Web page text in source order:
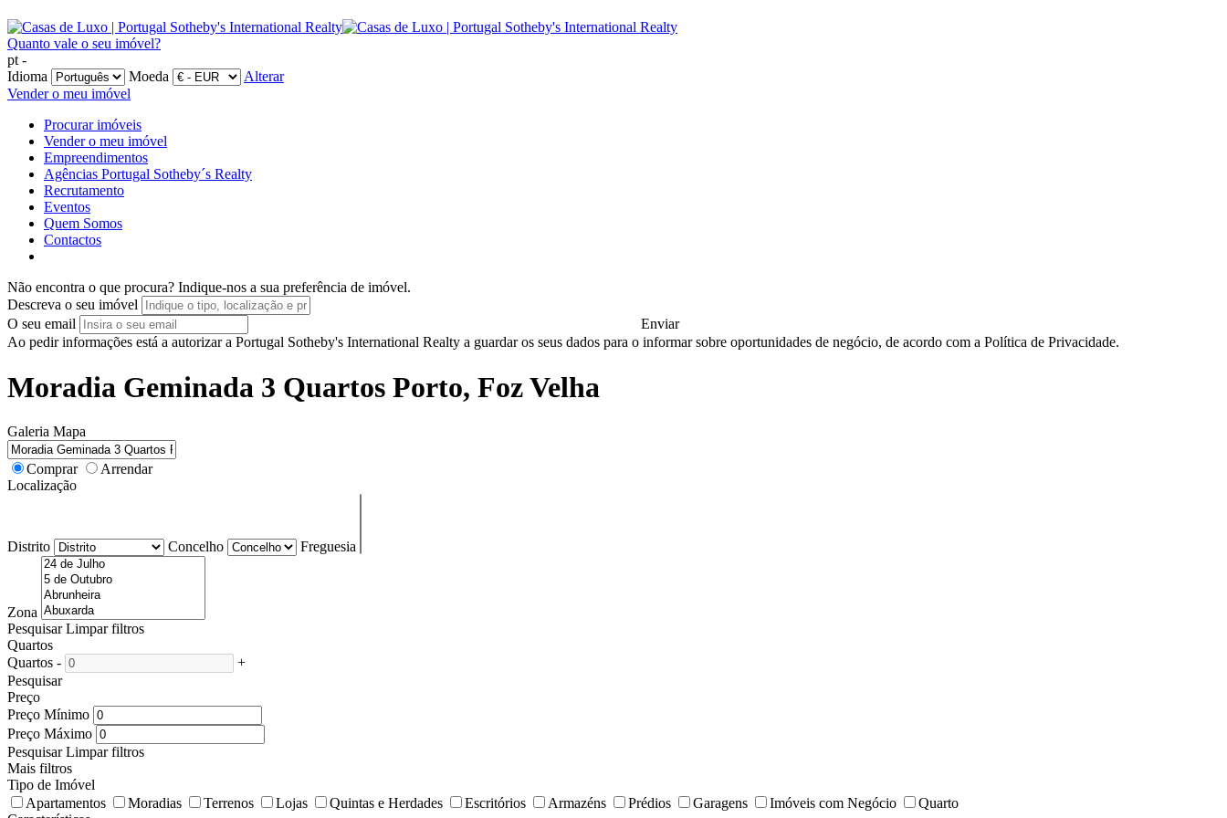
Quanto vale o seu imóvel?
pt -
Idioma
Moeda
Alterar
Vender o meu imóvel
Procurar imóveis
Vender o meu imóvel
Empreendimentos
Agências Portugal Sotheby´s Realty
Recrutamento
Eventos
Quem Somos
Contactos
Não encontra o que procura? Indique-nos a sua preferência de imóvel.
Descreva o seu imóvel
O seu email
Enviar
Ao pedir informações está a autorizar a Portugal Sotheby's International Realty a guardar os seus dados para o informar sobre oportunidades de negócio, de acordo com a Política de Privacidade.
Moradia Geminada 3 Quartos Porto, Foz Velha
Galeria Mapa
Comprar
Arrendar
Localização
Distrito Concelho Freguesia
Zona
Pesquisar Limpar filtros
Quartos
Quartos -
+
Pesquisar
Preço
Preço Mínimo
Preço Máximo
Pesquisar Limpar filtros
Mais filtros
Tipo de Imóvel
Apartamentos
Moradias Terrenos Lojas Quintas e Herdades Escritórios Armazéns Prédios Garagens Imóveis com Negócio
Quarto